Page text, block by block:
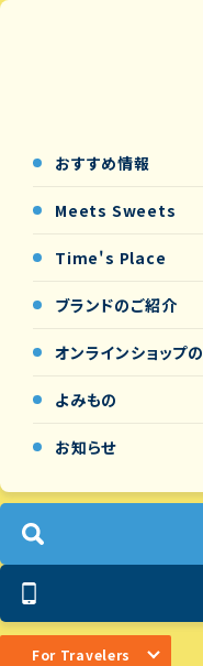
おすすめ情報
Meets Sweets
Time's Place
ブランドのご紹介
オンラインショップの
よみもの
お知らせ
For Travelers